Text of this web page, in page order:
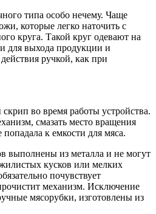
типа особо нечему. Чаще
которые легко наточить с
круга. Такой круг одевают на
для выхода продукции и
ручкой, как при
во время работы устройства.
смазать место вращения
к емкости для мяса.
выполнены из металла и не могут
кусков или мелких
почувствует
механизм. Исключение
мясорубки, изготовлены из